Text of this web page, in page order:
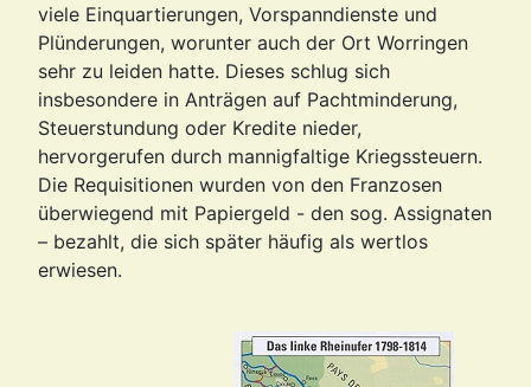
viele Einquartierungen, Vorspanndienste und
Plünderungen, worunter auch der Ort Worringen
sehr zu leiden hatte. Dieses schlug sich
insbesondere in Anträgen auf Pachtminderung,
Steuerstundung oder Kredite nieder,
hervorgerufen durch mannigfaltige Kriegssteuern.
Die Requisitionen wurden von den Franzosen
überwiegend mit Papiergeld - den sog. Assignaten
– bezahlt, die sich später häufig als wertlos
erwiesen.